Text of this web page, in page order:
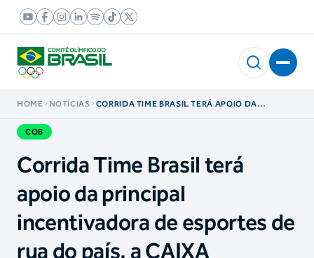
HOME NOTÍCIAS
CORRIDA TIME BRASIL TERÁ APOIO DA
COB
Corrida Time Brasil terá
apoio da principal
incentivadora de esportes de
rua do país, a CAIXA